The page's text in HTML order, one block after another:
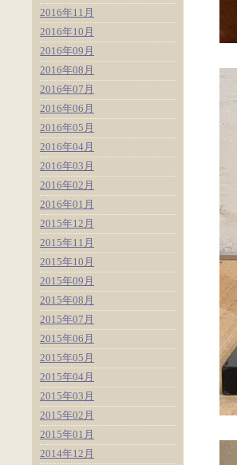
2016年11月
2016年10月
2016年09月
2016年08月
2016年07月
2016年06月
2016年05月
2016年04月
2016年03月
2016年02月
2016年01月
2015年12月
2015年11月
2015年10月
2015年09月
2015年08月
2015年07月
2015年06月
2015年05月
2015年04月
2015年03月
2015年02月
2015年01月
2014年12月